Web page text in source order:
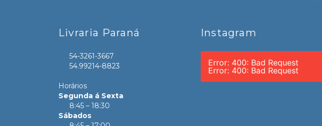
Livraria Paraná
54-3261-3667
54.99214-8823
Horários
Segunda á Sexta
8:45 – 18:30
Sábados
Instagram
Error: 400: Bad Request
Error: 400: Bad Request